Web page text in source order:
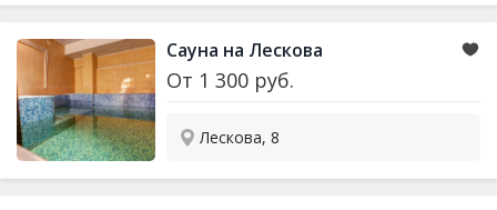
Сауна на Лескова
От 1 300 руб.
Лескова, 8